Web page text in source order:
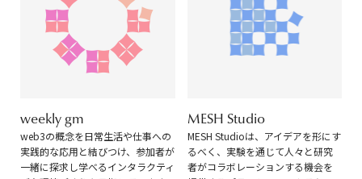
weekly gm
web3の概念を日常生活や仕事への
実践的な応用と結びつけ、参加者が
一緒に探求し学べるインタラクティ
MESH Studio
MESH Studioは、アイデアを形にす
るべく、実験を通じて人々と研究
者がコラボレーションする機会を